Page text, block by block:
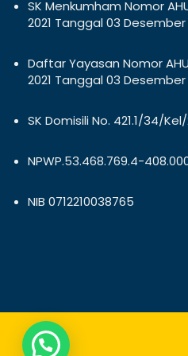
SK Menkumham Nomor
2021 Tanggal 03 Desember
Daftar Yayasan Nomor
2021 Tanggal 03 Desember
SK Domisili No. 421.1/34/Kel/
NPWP.53.468.769.4-
NIB 0712210038765